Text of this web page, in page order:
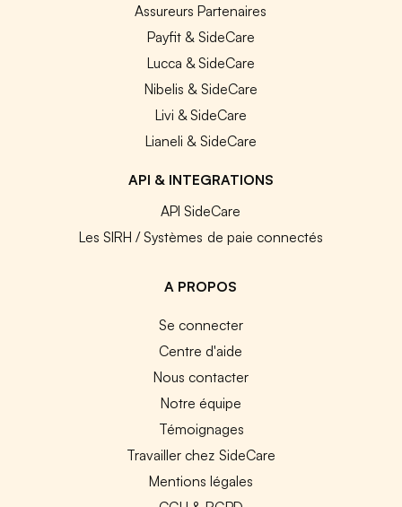
Assureurs Partenaires
Payfit & SideCare
Lucca & SideCare
Nibelis & SideCare
Livi & SideCare
Lianeli & SideCare
API & INTEGRATIONS
API SideCare
Les SIRH / Systèmes de paie connectés
A PROPOS
Se connecter
Centre d'aide
Nous contacter
Notre équipe
Témoignages
Travailler chez SideCare
Mentions légales